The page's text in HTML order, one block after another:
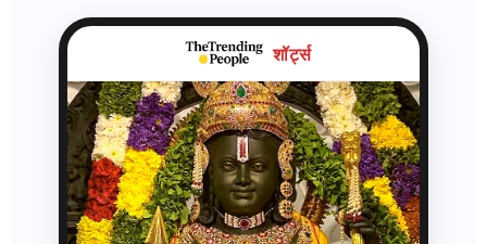
शॉर्ट्स